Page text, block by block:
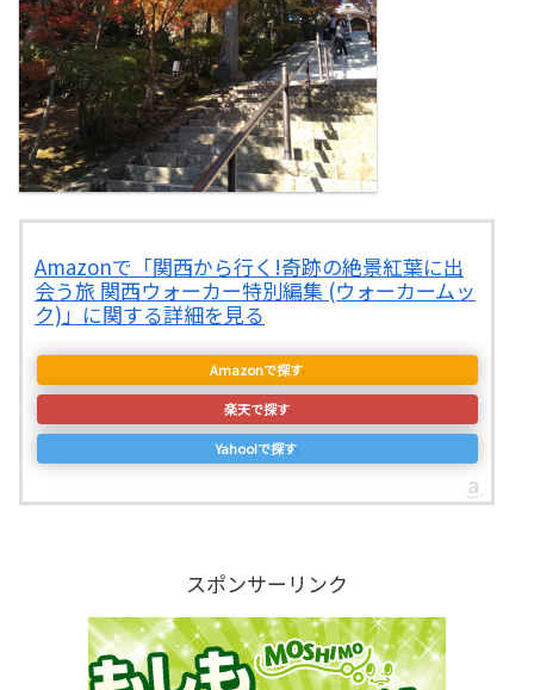
Amazonで「関西から行く!奇跡の絶景紅葉に出
会う旅 関西ウォーカー特別編集 (ウォーカームッ
ク)」に関する詳細を見る
Amazonで探す
楽天で探す
Yahoo!で探す
スポンサーリンク